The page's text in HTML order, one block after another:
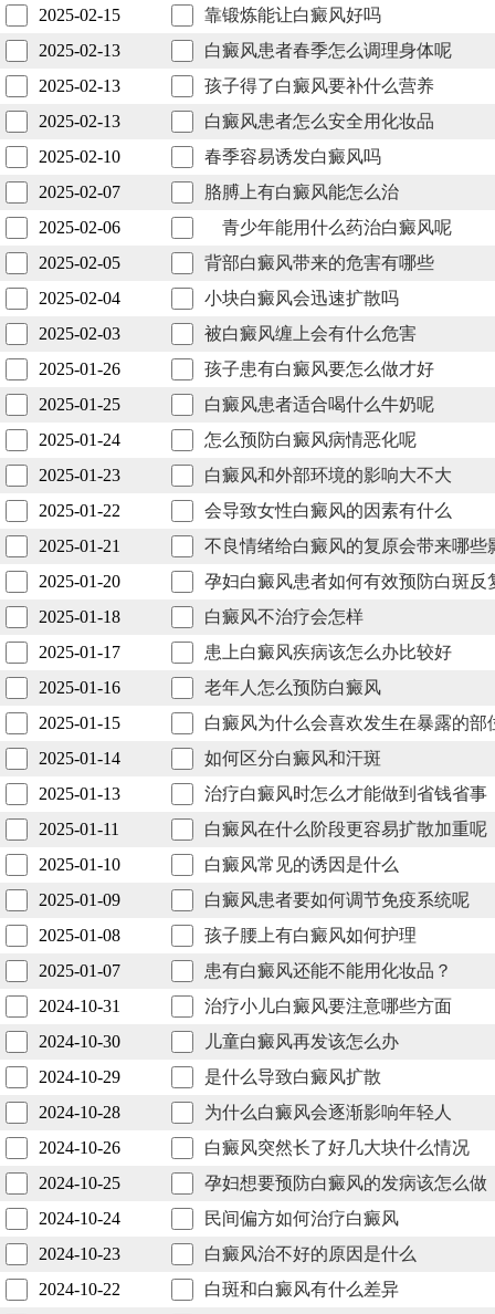
2025-02-15
靠锻炼能让白癜风好吗
2025-02-13
白癜风患者春季怎么调理身体呢
2025-02-13
孩子得了白癜风要补什么营养
2025-02-13
白癜风患者怎么安全用化妆品
2025-02-10
春季容易诱发白癜风吗
2025-02-07
胳膊上有白癜风能怎么治
2025-02-06
青少年能用什么药治白癜风呢
2025-02-05
背部白癜风带来的危害有哪些
2025-02-04
小块白癜风会迅速扩散吗
2025-02-03
被白癜风缠上会有什么危害
2025-01-26
孩子患有白癜风要怎么做才好
2025-01-25
白癜风患者适合喝什么牛奶呢
2025-01-24
怎么预防白癜风病情恶化呢
2025-01-23
白癜风和外部环境的影响大不大
2025-01-22
会导致女性白癜风的因素有什么
2025-01-21
不良情绪给白癜风的复原会带来哪些
2025-01-20
孕妇白癜风患者如何有效预防白斑反
2025-01-18
白癜风不治疗会怎样
2025-01-17
患上白癜风疾病该怎么办比较好
2025-01-16
老年人怎么预防白癜风
2025-01-15
白癜风为什么会喜欢发生在暴露的部
2025-01-14
如何区分白癜风和汗斑
2025-01-13
治疗白癜风时怎么才能做到省钱省事
2025-01-11
白癜风在什么阶段更容易扩散加重呢
2025-01-10
白癜风常见的诱因是什么
2025-01-09
白癜风患者要如何调节免疫系统呢
2025-01-08
孩子腰上有白癜风如何护理
2025-01-07
患有白癜风还能不能用化妆品？
2024-10-31
治疗小儿白癜风要注意哪些方面
2024-10-30
儿童白癜风再发该怎么办
2024-10-29
是什么导致白癜风扩散
2024-10-28
为什么白癜风会逐渐影响年轻人
2024-10-26
白癜风突然长了好几大块什么情况
2024-10-25
孕妇想要预防白癜风的发病该怎么做
2024-10-24
民间偏方如何治疗白癜风
2024-10-23
白癜风治不好的原因是什么
2024-10-22
白斑和白癜风有什么差异